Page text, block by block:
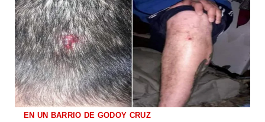
EN UN BARRIO DE GODOY CRUZ